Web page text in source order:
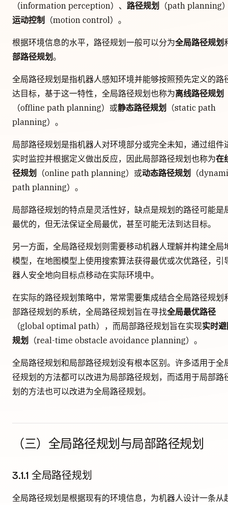
（information perception）、 路径规划
（path planning
运动控制
（motion control）。
根据环境信息的水平，路径规划一般可以分为全局路径规划
部路径规划。
全局路径规划是指机器人感知环境并能够按照预先定义的路
达目标，基于这一特性，全局路径规划也称为离线路径规划
（offline path planning）或静态路径规划
（static path
planning）。
局部路径规划是指机器人对环境部分或完全未知，通过组件
实时监控并根据定义做出反应，因此局部路径规划也称为在
径规划
（online path planning）或动态路径规划
（
path planning）。
局部路径规划的特点是灵活性好，缺点是规划的路径可能是
最优的，但无法保证全局最优，甚至可能无法到达目标。
另一方面，全局路径规划则需要移动机器人理解并构建全局
模型，在地图模型上使用搜索算法获得最优或次优路径，引
器人安全地向目标点移动在实际环境中。
在实际的路径规划策略中，常常需要集成结合全局路径规划
部路径规划的系统，全局路径规划旨在寻找全局最优路径
（global optimal path），而局部路径规划旨在实现实时
规划
（real-time obstacle avoidance planning）。
全局路径规划和局部路径规划没有根本区别。许多适用于全
径规划的方法都可以改进为局部路径规划，而适用于局部路
划的方法也可以改进为全局路径规划。
（三）全局路径规划与局部路径规划
3.1.1 全局路径规划
全局路径规划是根据现有的环境信息，为机器人设计一条从